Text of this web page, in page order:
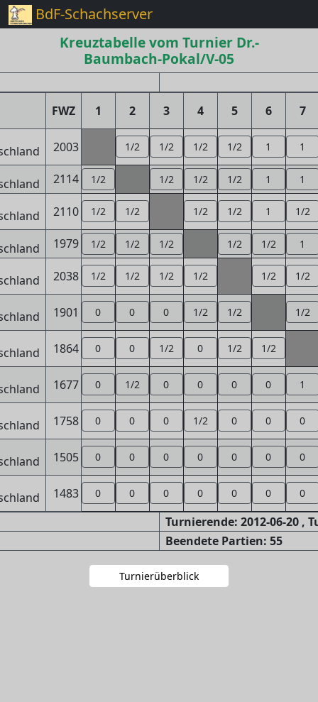
BdF-Schachserver
Kreuztabelle vom Turnier Dr.-
Baumbach-Pokal/V-05
FWZ 1 2 3 4 5 6 7
2003 1/2 1/2 1/2 1/2 1 1
2114 1/2 1/2 1/2 1/2 1 1
2110 1/2 1/2 1/2 1/2 1 1/2
1979 1/2 1/2 1/2 1/2 1/2 1
2038 1/2 1/2 1/2 1/2 1/2 1/2
1901 0 0 0 1/2 1/2 1/2
1864 0 0 1/2 0 1/2 1/2
1677 0 1/2 0 0 0 0 1
1758 0 0 0 1/2 0 0 0
1505 0 0 0 0 0 0 0
1483 0 0 0 0 0 0 0
Turnierende: 2012-06-20 ,
Beendete Partien: 55
Turnierüberblick